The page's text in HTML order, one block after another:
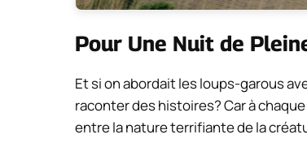
Pour Une Nuit de
Et si on abordait les loups-garous
raconter des histoires? Car à
entre la nature terrifiante de la